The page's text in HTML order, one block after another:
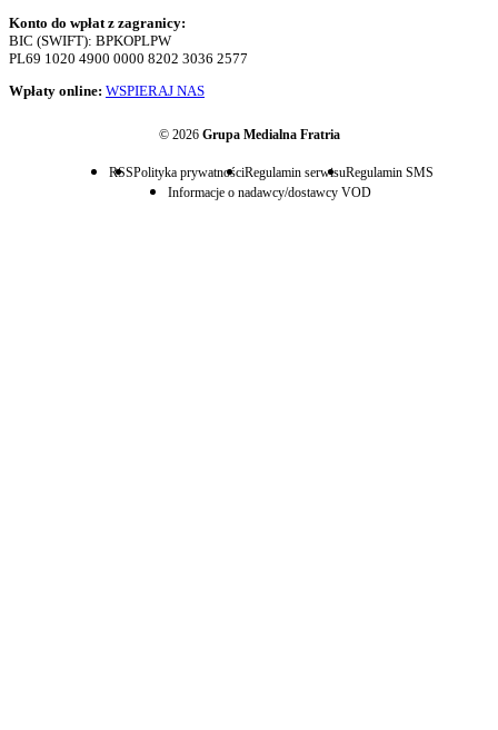
Konto do wpłat z zagranicy:
BIC (SWIFT): BPKOPLPW
PL69 1020 4900 0000 8202 3036 2577
Wpłaty online: WSPIERAJ NAS
© 2026 Grupa Medialna Fratria
RSSPolityka prywatnościRegulamin serwisuRegulamin SMS
Informacje o nadawcy/dostawcy VOD